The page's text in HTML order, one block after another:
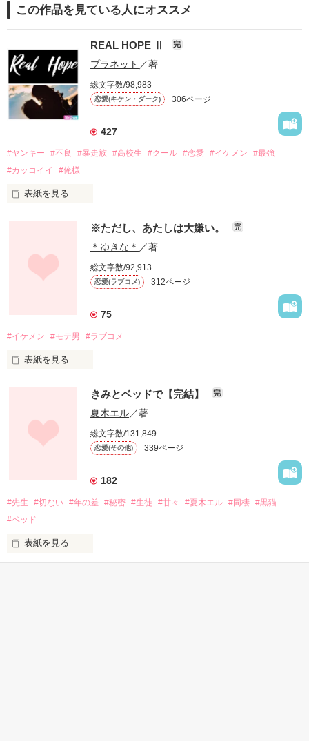
この作品を見ている人にオススメ
REAL HOPE Ⅱ 完
プラネット ／著
総文字数/98,983
恋愛(キケン・ダーク) 306ページ
427
#ヤンキー #不良 #暴走族 #高校生 #クール #恋愛 #イケメン
#最強
#カッコイイ
#俺様
表紙を見る
強くて堂々とした背中も
色っぽくて無愛想な横顔も
…――すべてが魅力的で魅惑的
※ただし、あたしは大嫌い。 完
＊ゆきな＊ ／著
総文字数/92,913
恋愛(ラブコメ) 312ページ
75
#イケメン #モテ男 #ラブコメ
表紙を見る
異様にモテるこの男。
きみとベッドで【完結】 完
夏木エル／著
総文字数/131,849
恋愛(その他) 339ページ
182
#先生 #切ない #年の差 #秘密 #生徒 #甘々 #夏木エル #同棲 #黒猫
#ベッド
表紙を見る